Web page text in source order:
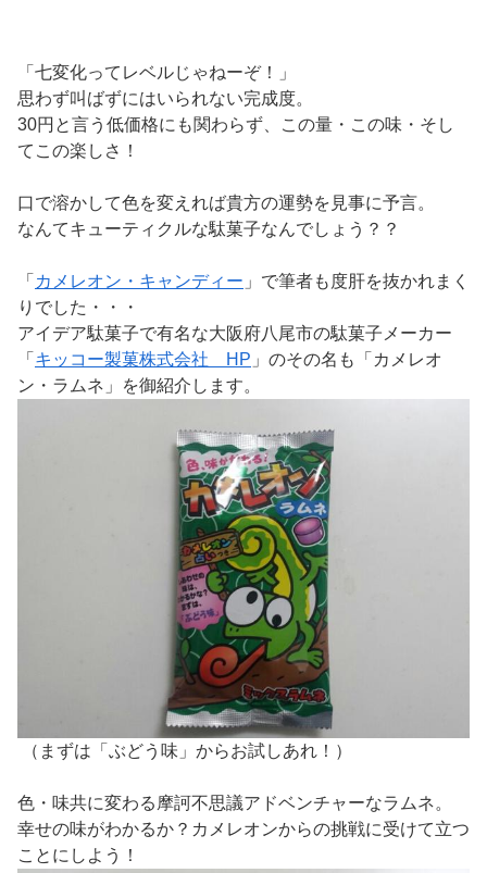
「七変化ってレベルじゃねーぞ！」
思わず叫ばずにはいられない完成度。
30円と言う低価格にも関わらず、この量・この味・そし
てこの楽しさ！
口で溶かして色を変えれば貴方の運勢を見事に予言。
なんてキューティクルな駄菓子なんでしょう？？
「 カメレオン・キャンディー 」で筆者も度肝を抜かれまく
りでした・・・
アイデア駄菓子で有名な大阪府八尾市の駄菓子メーカー
「 キッコー製菓株式会社 HP 」のその名も「カメレオ
ン・ラムネ」を御紹介します。
（まずは「ぶどう味」からお試しあれ！）
色・味共に変わる摩訶不思議アドベンチャーなラムネ。
幸せの味がわかるか？カメレオンからの挑戦に受けて立つ
ことにしよう！